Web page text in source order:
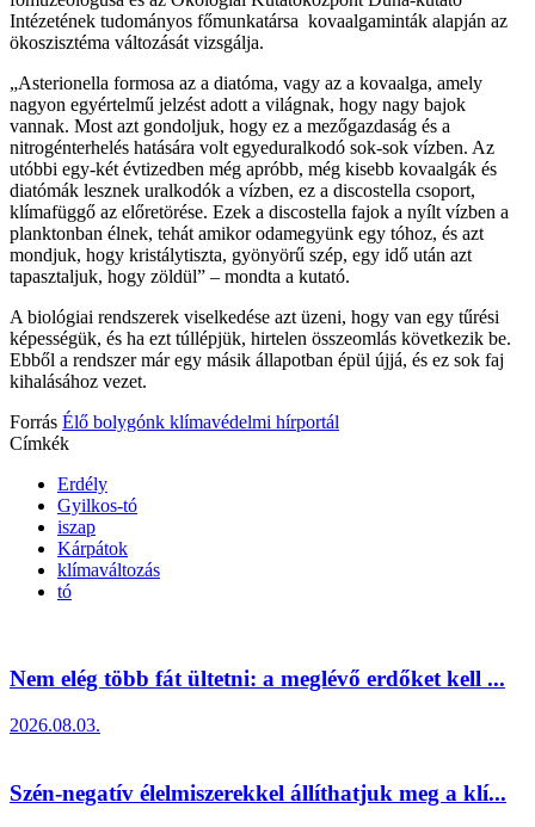
Intézetének tudományos főmunkatársa kovaalgaminták alapján az
ökoszisztéma változását vizsgálja.
„Asterionella formosa az a diatóma, vagy az a kovaalga, amely
nagyon egyértelmű jelzést adott a világnak, hogy nagy bajok
vannak. Most azt gondoljuk, hogy ez a mezőgazdaság és a
nitrogénterhelés hatására volt egyeduralkodó sok-sok vízben. Az
utóbbi egy-két évtizedben még apróbb, még kisebb kovaalgák és
diatómák lesznek uralkodók a vízben, ez a discostella csoport,
klímafüggő az előretörése. Ezek a discostella fajok a nyílt vízben a
planktonban élnek, tehát amikor odamegyünk egy tóhoz, és azt
mondjuk, hogy kristálytiszta, gyönyörű szép, egy idő után azt
tapasztaljuk, hogy zöldül” – mondta a kutató.
A biológiai rendszerek viselkedése azt üzeni, hogy van egy tűrési
képességük, és ha ezt túllépjük, hirtelen összeomlás következik be.
Ebből a rendszer már egy másik állapotban épül újjá, és ez sok faj
kihalásához vezet.
Forrás Élő bolygónk klímavédelmi hírportál
Címkék
Erdély
Gyilkos-tó
iszap
Kárpátok
klímaváltozás
tó
Nem elég több fát ültetni: a meglévő erdőket kell ...
2026.08.03.
Szén-negatív élelmiszerekkel állíthatjuk meg a klí...